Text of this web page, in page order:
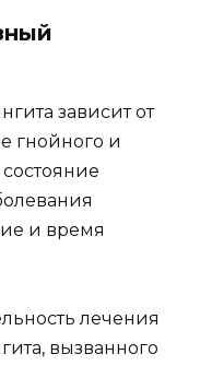
зависит от
гнойного и
и время
лечения
вызванного